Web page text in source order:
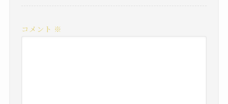
コメント ※